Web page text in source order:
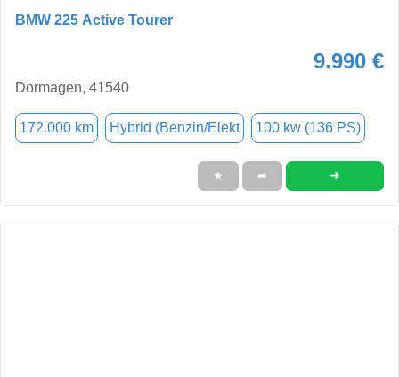
BMW 225 Active Tourer
9.990 €
Dormagen, 41540
172.000 km Hybrid (Benzin/Elekt 100 kw (136 PS)
★ ➦ ➜